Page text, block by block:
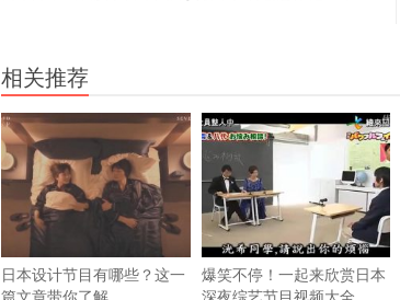
相关推荐
日本设计节目有哪些？这一
爆笑不停！一起来欣赏日本